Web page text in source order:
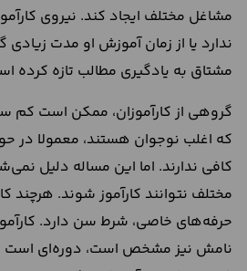
مشاغل مختلف ایجاد کند. نیروی
ندارد یا از زمان آموزش او مدت
مشتاق به یادگیری مطالب تازه کرده
گروهی از کارآموزان، ممکن است کم
که اغلب نوجوان هستند، معمولا در
کافی ندارند. اما این مساله دلیل
مختلف نتوانند کارآموز شوند. هرچند
حرفه‌های خاصی، شرط سن دارد.
نامش نیز مشخص است، دوره‌ای است